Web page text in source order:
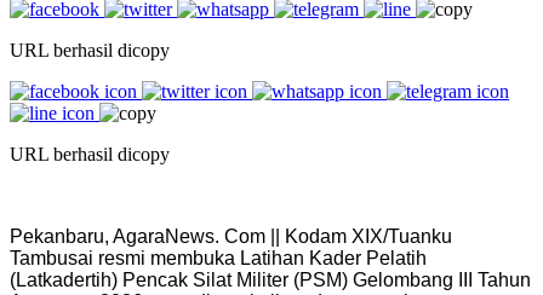
URL berhasil dicopy
URL berhasil dicopy
Pekanbaru, AgaraNews. Com || Kodam XIX/Tuanku
Tambusai resmi membuka Latihan Kader Pelatih
(Latkadertih) Pencak Silat Militer (PSM) Gelombang III Tahun